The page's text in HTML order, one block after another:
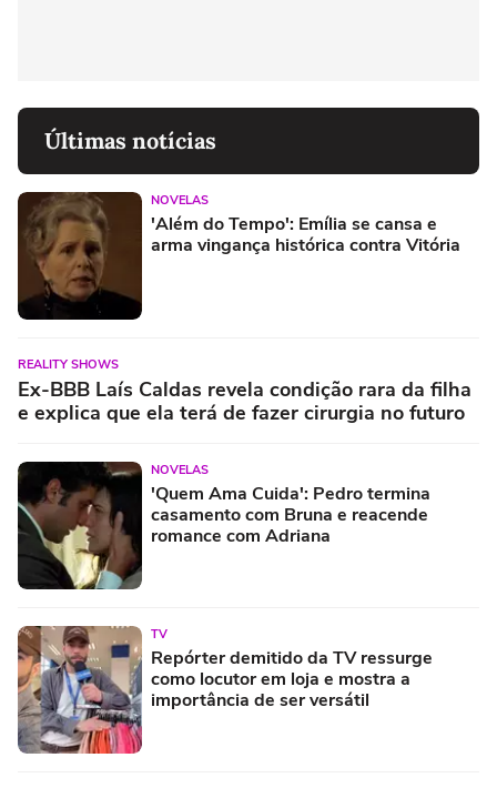
Últimas notícias
NOVELAS
'Além do Tempo': Emília se cansa e
arma vingança histórica contra Vitória
REALITY SHOWS
Ex-BBB Laís Caldas revela condição rara da filha
e explica que ela terá de fazer cirurgia no futuro
NOVELAS
'Quem Ama Cuida': Pedro termina
casamento com Bruna e reacende
romance com Adriana
TV
Repórter demitido da TV ressurge
como locutor em loja e mostra a
importância de ser versátil